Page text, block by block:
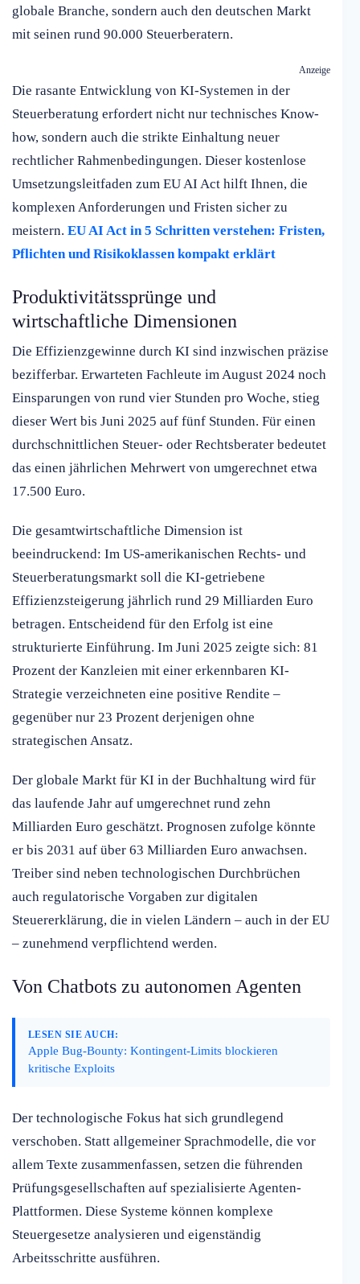
globale Branche, sondern auch den deutschen Markt
mit seinen rund 90.000 Steuerberatern.
Anzeige
Die rasante Entwicklung von KI-Systemen in der
Steuerberatung erfordert nicht nur technisches Know-
how, sondern auch die strikte Einhaltung neuer
rechtlicher Rahmenbedingungen. Dieser kostenlose
Umsetzungsleitfaden zum EU AI Act hilft Ihnen, die
komplexen Anforderungen und Fristen sicher zu
meistern. EU AI Act in 5 Schritten verstehen: Fristen,
Pflichten und Risikoklassen kompakt erklärt
Produktivitätssprünge und
wirtschaftliche Dimensionen
Die Effizienzgewinne durch KI sind inzwischen präzise
bezifferbar. Erwarteten Fachleute im August 2024 noch
Einsparungen von rund vier Stunden pro Woche, stieg
dieser Wert bis Juni 2025 auf fünf Stunden. Für einen
durchschnittlichen Steuer- oder Rechtsberater bedeutet
das einen jährlichen Mehrwert von umgerechnet etwa
17.500 Euro.
Die gesamtwirtschaftliche Dimension ist
beeindruckend: Im US-amerikanischen Rechts- und
Steuerberatungsmarkt soll die KI-getriebene
Effizienzsteigerung jährlich rund 29 Milliarden Euro
betragen. Entscheidend für den Erfolg ist eine
strukturierte Einführung. Im Juni 2025 zeigte sich: 81
Prozent der Kanzleien mit einer erkennbaren KI-
Strategie verzeichneten eine positive Rendite –
gegenüber nur 23 Prozent derjenigen ohne
strategischen Ansatz.
Der globale Markt für KI in der Buchhaltung wird für
das laufende Jahr auf umgerechnet rund zehn
Milliarden Euro geschätzt. Prognosen zufolge könnte
er bis 2031 auf über 63 Milliarden Euro anwachsen.
Treiber sind neben technologischen Durchbrüchen
auch regulatorische Vorgaben zur digitalen
Steuererklärung, die in vielen Ländern – auch in der EU
– zunehmend verpflichtend werden.
Von Chatbots zu autonomen Agenten
LESEN SIE AUCH:
Apple Bug-Bounty: Kontingent-Limits blockieren
kritische Exploits
Der technologische Fokus hat sich grundlegend
verschoben. Statt allgemeiner Sprachmodelle, die vor
allem Texte zusammenfassen, setzen die führenden
Prüfungsgesellschaften auf spezialisierte Agenten-
Plattformen. Diese Systeme können komplexe
Steuergesetze analysieren und eigenständig
Arbeitsschritte ausführen.